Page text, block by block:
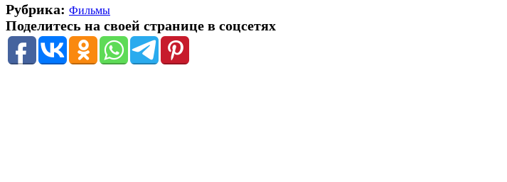
Рубрика: Фильмы
Поделитесь на своей странице в соцсетях